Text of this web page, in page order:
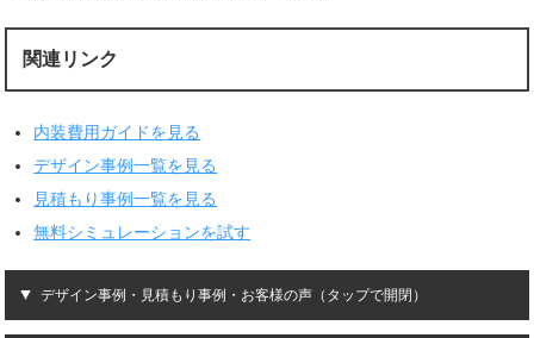
関連リンク
内装費用ガイドを見る
デザイン事例一覧を見る
見積もり事例一覧を見る
無料シミュレーションを試す
デザイン事例・見積もり事例・お客様の声（タップで開閉）